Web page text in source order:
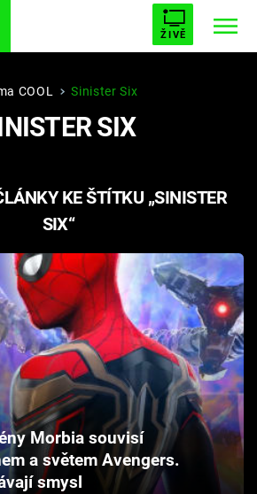
ŽIVĚ
BUFFY, PŘEMOŽITELKA UPÍRŮ
AVENGERS 5
COOL Sinister Six
SIX
KE ŠTÍTKU „SINISTER
SIX“
Morbia souvisí
a světem Avengers.
smysl